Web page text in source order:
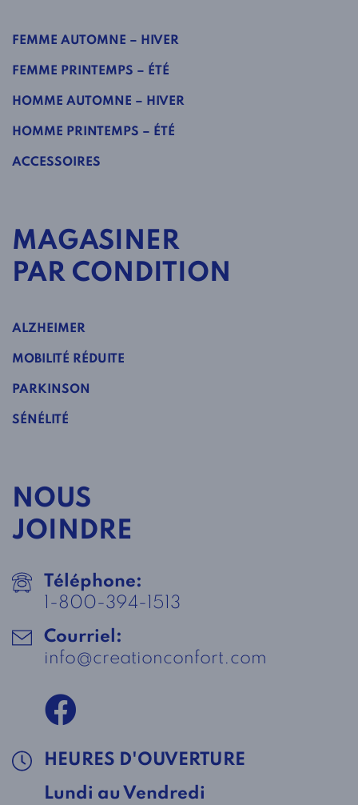
FEMME AUTOMNE – HIVER
FEMME PRINTEMPS – ÉTÉ
HOMME AUTOMNE – HIVER
HOMME PRINTEMPS – ÉTÉ
ACCESSOIRES
MAGASINER
PAR CONDITION
ALZHEIMER
MOBILITÉ RÉDUITE
PARKINSON
SÉNÉLITÉ
NOUS
JOINDRE
Téléphone:
1-800-394-1513
Courriel:
info@creationconfort.com
HEURES D'OUVERTURE
Lundi au Vendredi